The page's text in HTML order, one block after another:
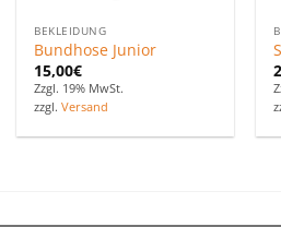
BEKLEIDUNG
Bundhose Junior
15,00€
Zzgl. 19% MwSt.
zzgl.Versand